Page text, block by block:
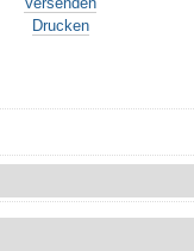
Drucken